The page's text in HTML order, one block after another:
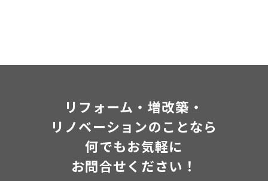
リフォーム・増改築・
リノベーションのことなら
何でもお気軽に
お問合せください！